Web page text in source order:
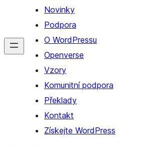
Novinky
Podpora
O WordPressu
Openverse
Vzory
Komunitní podpora
Překlady
Kontakt
Získejte WordPress